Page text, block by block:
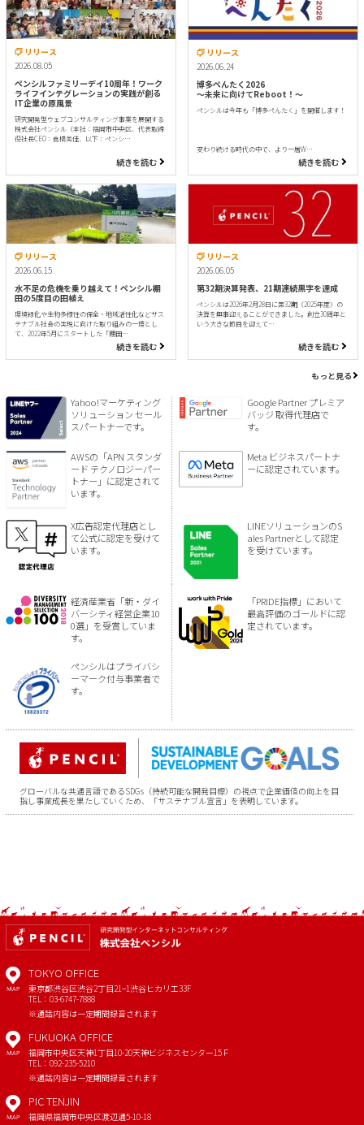
リリース
2026.08.05
ペンシルファミリーデイ10周年！ワーク
ライフインテグレーションの実践が創る
IT企業の原風景
研究開発型ウェブコンサルティング事業を展開する
株式会社ペンシル（本社：福岡市中央区、代表取締
役社長CEO：倉橋美佳、以下：ペンシ…
続きを読む
リリース
2026.06.24
博多ぺんたく2026
〜未来に向けてReboot！〜
ペンシルは今年も「博多ぺんたく」を開催します！
変わり続ける時代の中で、より一層W…
続きを読む
リリース
2026.06.15
水不足の危機を乗り越えて！ペンシル棚
田の5度目の田植え
環境緑化や生物多様性の保全・地域活性化などサス
テナブル社会の実現に向けた取り組みの一環とし
て、2022年5月にスタートした「棚田…
続きを読む
リリース
2026.06.05
第32期決算発表、21期連続黒字を達成
ペンシルは2026年2月28日に第32期（2025年度）の
決算を無事迎えることができました。創立30周年と
いう大きな節目を迎えて…
続きを読む
もっと見る
Yahoo!マーケティング
ソリューション セール
スパートナーです。
Google Partner プレミア
バッジ 取得代理店で
す。
AWSの「APN スタンダ
ード テクノロジーパー
トナー」に認定されて
います。
Meta ビジネスパートナ
ーに認定されています。
X広告認定代理店とし
て公式に認定を受けて
います。
LINEソリューションのS
ales Partnerとして認定
を受けています。
経済産業省「新・ダイ
バーシティ経営企業10
0選」を受賞していま
す。
「PRIDE指標」において
最高評価のゴールドに認
定されています。
ペンシルはプライバシ
ーマーク付与事業者で
す。
グローバルな共通言語であるSDGs（持続可能な開発目標）の視点で企業価値の向上を目
指し事業成長を果たしていくため、「サステナブル宣言」を表明しています。
MAP
TOKYO OFFICE
東京都渋谷区渋谷2丁目21−1渋谷ヒカリエ33F
TEL：03-6747-7888
※通話内容は一定期間録音されます
MAP
FUKUOKA OFFICE
福岡市中央区天神1丁目10-20天神ビジネスセンター15Ｆ
TEL：092-235-5210
※通話内容は一定期間録音されます
PIC TENJIN
福岡県福岡市中央区渡辺通5-10-18